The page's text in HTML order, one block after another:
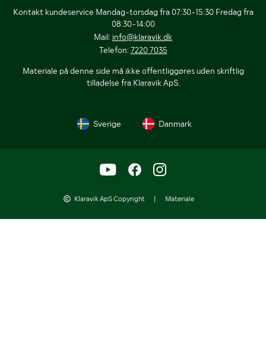
Kontakt kundeservice Mandag-torsdag fra 07:30-15:30 Fredag fra
08:30-14:00
Mail: info@klaravik.dk
Telefon: 7220 7035
Materiale på denne side må ikke offentliggøres uden skriftlig
tilladelse fra Klaravik ApS.
Sverige Danmark
Klaravik ApS Copyright | Materiale